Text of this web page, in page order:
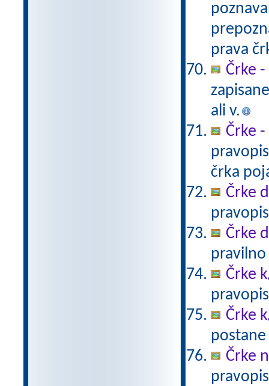
prava
Črke
ali v.
Črke
črka
Črke
Črke
Črke
Črke
Črke